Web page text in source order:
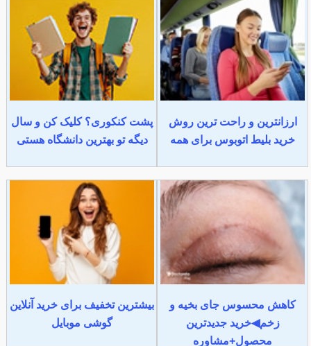
ارزانترین و راحت ترین روش
خرید بلیط اتوبوس برای همه
پشت کنکوری؟ کلیک کن و سال
دیگه تو بهترین دانشگاه هستی
کاهش محسوس جای بخیه و
زخم◀خرید جدیدترین
محصول+مشاوره
بیشترین تخفیف برای خرید آنلاین
گوشی موبایل